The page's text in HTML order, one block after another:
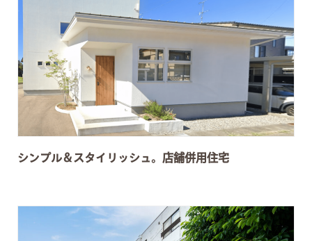
シンプル＆スタイリッシュ。店舗併用住宅